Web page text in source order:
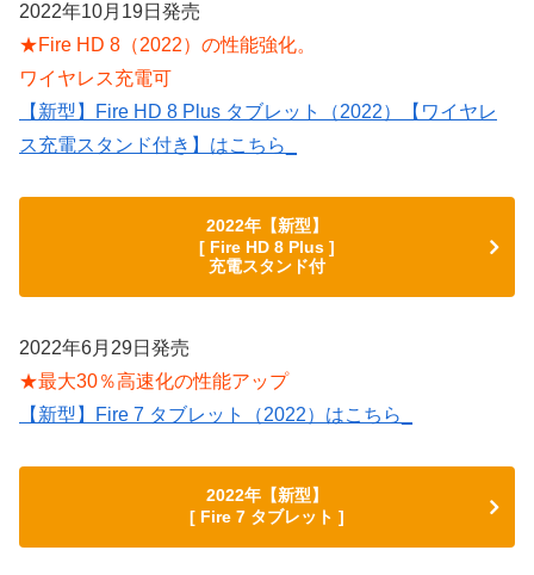
2022年10月19日発売
★Fire HD 8（2022）の性能強化。
ワイヤレス充電可
【新型】Fire HD 8 Plus タブレット（2022）【ワイヤレ
ス充電スタンド付き】はこちら_
2022年【新型】
[ Fire HD 8 Plus ]
充電スタンド付
2022年6月29日発売
★最大30％高速化の性能アップ
【新型】Fire 7 タブレット（2022）はこちら_
2022年【新型】
[ Fire 7 タブレット ]